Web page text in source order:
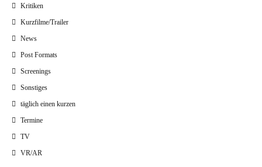
Kritiken
Kurzfilme/Trailer
News
Post Formats
Screenings
Sonstiges
täglich einen kurzen
Termine
TV
VR/AR